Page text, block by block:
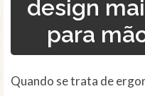
design
para
Quando se trata de